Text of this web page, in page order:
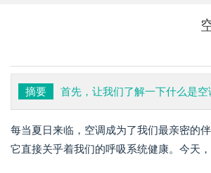
摘要 首先，让我们了解一下什么是
每当夏日来临，空调成为了我们最亲密的
它直接关乎着我们的呼吸系统健康。今天